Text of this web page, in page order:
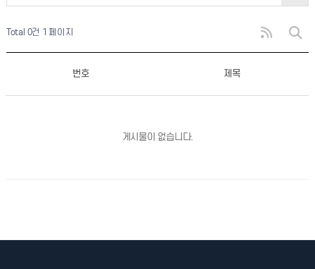
Total 0건 1 페이지
번호 제목
게시물이 없습니다.